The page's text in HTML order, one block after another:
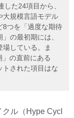
た24項目から、
大規模言語モデル
8つを「過度な期待
の最初期には、
している。ま
の直前にある
トされた項目はな
ル（Hype Cycl